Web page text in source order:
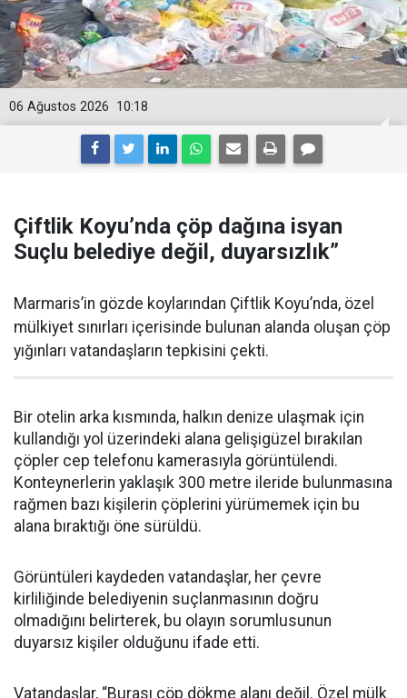
10:18
06 Ağustos 2026
Çiftlik Koyu’nda çöp dağına isyan
Suçlu belediye değil, duyarsızlık”
Marmaris’in gözde koylarından Çiftlik Koyu’nda, özel
mülkiyet sınırları içerisinde bulunan alanda oluşan çöp
yığınları vatandaşların tepkisini çekti.
Bir otelin arka kısmında, halkın denize ulaşmak için
kullandığı yol üzerindeki alana gelişigüzel bırakılan
çöpler cep telefonu kamerasıyla görüntülendi.
Konteynerlerin yaklaşık 300 metre ileride bulunmasına
rağmen bazı kişilerin çöplerini yürümemek için bu
alana bıraktığı öne sürüldü.
Görüntüleri kaydeden vatandaşlar, her çevre
kirliliğinde belediyenin suçlanmasının doğru
olmadığını belirterek, bu olayın sorumlusunun
duyarsız kişiler olduğunu ifade etti.
Vatandaşlar, “Burası çöp dökme alanı değil. Özel mülk